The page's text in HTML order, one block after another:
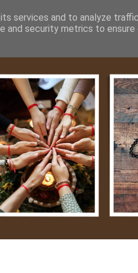
services and to analyze
and security metrics to